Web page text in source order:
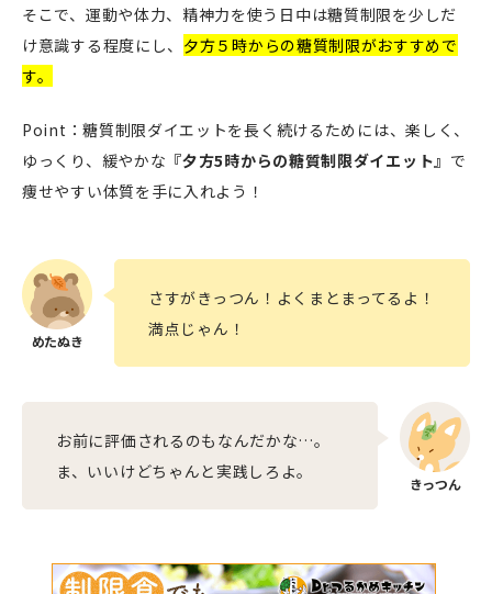
そこで、運動や体力、精神力を使う日中は糖質制限を少しだ
け意識する程度にし、 夕方５時からの糖質制限がおすすめで
す。
Point：糖質制限ダイエットを長く続けるためには、楽しく、
ゆっくり、緩やかな 『夕方5時からの糖質制限ダイエット』 で
痩せやすい体質を手に入れよう！
さすがきっつん！よくまとまってるよ！
満点じゃん！
お前に評価されるのもなんだかな…。
ま、いいけどちゃんと実践しろよ。